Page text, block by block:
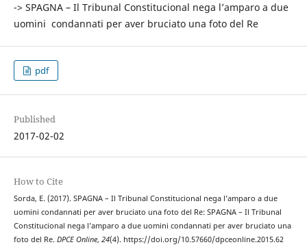
-> SPAGNA – Il Tribunal Constitucional nega l’amparo a due
uomini condannati per aver bruciato una foto del Re
pdf
Published
2017-02-02
How to Cite
Sorda, E. (2017). SPAGNA – Il Tribunal Constitucional nega l’amparo a due
uomini condannati per aver bruciato una foto del Re: SPAGNA – Il Tribunal
Constitucional nega l’amparo a due uomini condannati per aver bruciato una
foto del Re. DPCE Online, 24(4). https://doi.org/10.57660/dpceonline.2015.62